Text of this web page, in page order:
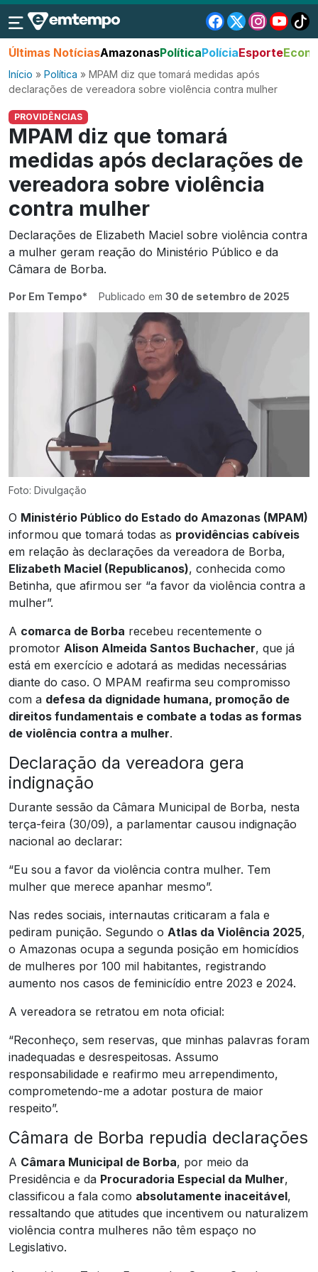
Últimas NotíciasAmazonasPolíticaPolíciaEsporte
Início » Política » MPAM diz que tomará medidas após
declarações de vereadora sobre violência contra mulher
PROVIDÊNCIAS
MPAM diz que tomará
medidas após declarações de
vereadora sobre violência
contra mulher
Declarações de Elizabeth Maciel sobre violência contra
a mulher geram reação do Ministério Público e da
Câmara de Borba.
Por Em Tempo* Publicado em 30 de setembro de 2025
Foto: Divulgação
O Ministério Público do Estado do Amazonas (MPAM)
informou que tomará todas as providências cabíveis
em relação às declarações da vereadora de Borba,
Elizabeth Maciel (Republicanos), conhecida como
Betinha, que afirmou ser “a favor da violência contra a
mulher”.
A comarca de Borba recebeu recentemente o
promotor Alison Almeida Santos Buchacher, que já
está em exercício e adotará as medidas necessárias
diante do caso. O MPAM reafirma seu compromisso
com a defesa da dignidade humana, promoção de
direitos fundamentais e combate a todas as formas
de violência contra a mulher.
Declaração da vereadora gera
indignação
Durante sessão da Câmara Municipal de Borba, nesta
terça-feira (30/09), a parlamentar causou indignação
nacional ao declarar:
“Eu sou a favor da violência contra mulher. Tem
mulher que merece apanhar mesmo”.
Nas redes sociais, internautas criticaram a fala e
pediram punição. Segundo o Atlas da Violência 2025,
o Amazonas ocupa a segunda posição em homicídios
de mulheres por 100 mil habitantes, registrando
aumento nos casos de feminicídio entre 2023 e 2024.
A vereadora se retratou em nota oficial:
“Reconheço, sem reservas, que minhas palavras foram
inadequadas e desrespeitosas. Assumo
responsabilidade e reafirmo meu arrependimento,
comprometendo-me a adotar postura de maior
respeito”.
Câmara de Borba repudia declarações
A Câmara Municipal de Borba, por meio da
Presidência e da Procuradoria Especial da Mulher,
classificou a fala como absolutamente inaceitável,
ressaltando que atitudes que incentivem ou naturalizem
violência contra mulheres não têm espaço no
Legislativo.